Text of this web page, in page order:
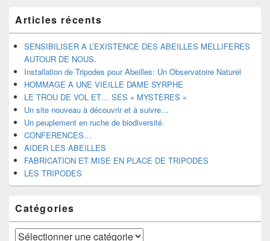
principale
de
widget
barre
latérale
Articles récents
SENSIBILISER A L’EXISTENCE DES ABEILLES MELLIFERES
AUTOUR DE NOUS.
Installation de Tripodes pour Abeilles: Un Observatoire Naturel
HOMMAGE A UNE VIEILLE DAME SYRPHE
LE TROU DE VOL ET… SES « MYSTÈRES »
Un site nouveau à découvrir et à suivre…
Un peuplement en ruche de biodiversité.
CONFERENCES…
AIDER LES ABEILLES
FABRICATION ET MISE EN PLACE DE TRIPODES
LES TRIPODES
Catégories
Catégories